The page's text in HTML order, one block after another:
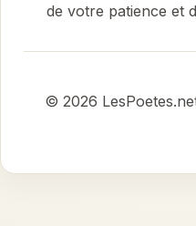
de votre patience et
© 2026